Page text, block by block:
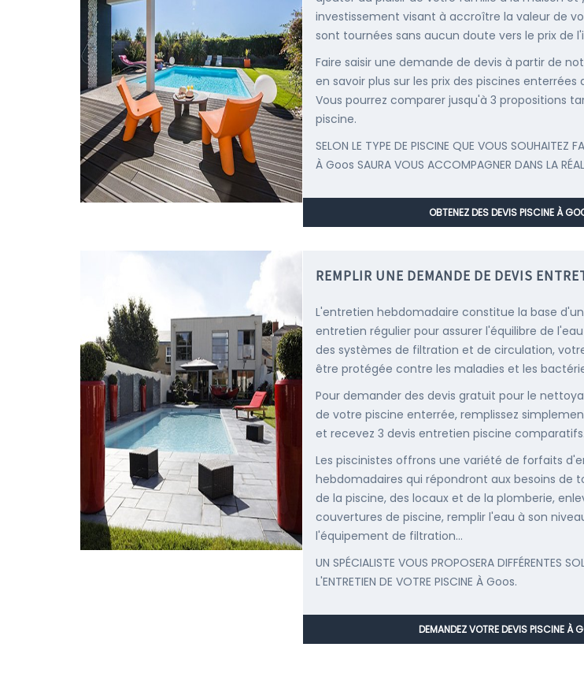
investissement visant à accroître la valeur de
sont tournées sans aucun doute vers le prix de
Faire saisir une demande de devis à partir de
en savoir plus sur les prix des piscines enterrées
Vous pourrez comparer jusqu'à 3 propositions
piscine.
SELON LE TYPE DE PISCINE QUE VOUS SOUHAITEZ
À Goos SAURA VOUS ACCOMPAGNER DANS LA
OBTENEZ DES DEVIS PISCINE À
REMPLIR UNE DEMANDE DE DEVIS
L'entretien hebdomadaire constitue la base
entretien régulier pour assurer l'équilibre de
des systèmes de filtration et de circulation,
être protégée contre les maladies et les
Pour demander des devis gratuit pour le
de votre piscine enterrée, remplissez
et recevez 3 devis entretien piscine comparatifs.
Les piscinistes offrons une variété de forfaits
hebdomadaires qui répondront aux besoins de
de la piscine, des locaux et de la plomberie,
couvertures de piscine, remplir l'eau à son
l'équipement de filtration...
UN SPÉCIALISTE VOUS PROPOSERA DIFFÉRENTES
L'ENTRETIEN DE VOTRE PISCINE À Goos.
DEMANDEZ VOTRE DEVIS PISCINE À